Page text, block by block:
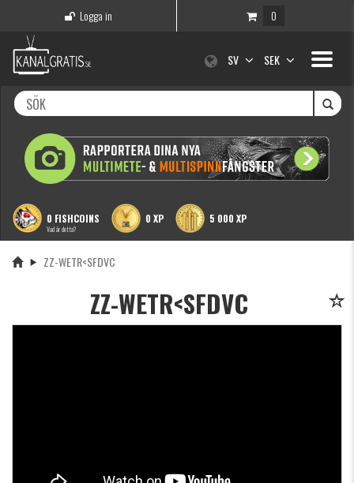
Logga in 0
Toggle
SV SEK
0 FISHCOINS
Vad är detta?
0 XP 5 000 XP
ZZ-WETR<SFDVC
ZZ-WETR<SFDVC